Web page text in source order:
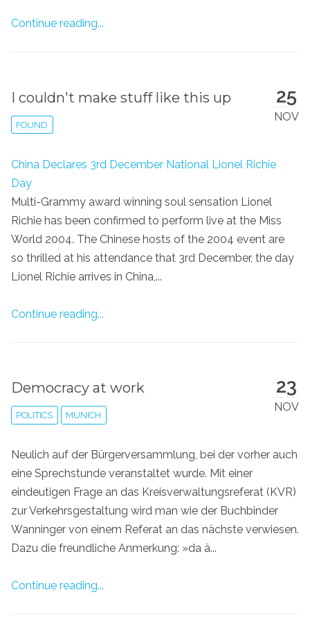
Continue reading...
25
NOV
I couldn't make stuff like this up
FOUND
China Declares 3rd December National Lionel Richie
Day
Multi-Grammy award winning soul sensation Lionel
Richie has been confirmed to perform live at the Miss
World 2004. The Chinese hosts of the 2004 event are
so thrilled at his attendance that 3rd December, the day
Lionel Richie arrives in China,...
Continue reading...
23
NOV
Democracy at work
POLITICS MUNICH
Neulich auf der Bürgerversammlung, bei der vorher auch
eine Sprechstunde veranstaltet wurde. Mit einer
eindeutigen Frage an das Kreisverwaltungsreferat (KVR)
zur Verkehrsgestaltung wird man wie der Buchbinder
Wanninger von einem Referat an das nächste verwiesen.
Dazu die freundliche Anmerkung: »da ä...
Continue reading...